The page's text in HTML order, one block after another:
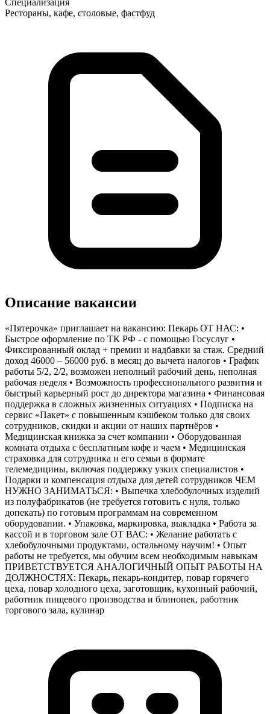
Рестораны, кафе, столовые, фастфуд
Описание вакансии
«Пятерочка» приглашает на вакансию: Пекарь ОТ НАС: •
Быстрое оформление по ТК РФ - с помощью Госуслуг •
Фиксированный оклад + премии и надбавки за стаж. Средний
доход 46000 – 56000 руб. в месяц до вычета налогов • График
работы 5/2, 2/2, возможен неполный рабочий день, неполная
рабочая неделя • Возможность профессионального развития и
быстрый карьерный рост до директора магазина • Финансовая
поддержка в сложных жизненных ситуациях • Подписка на
сервис «Пакет» с повышенным кэшбеком только для своих
сотрудников, скидки и акции от наших партнёров •
Медицинская книжка за счет компании • Оборудованная
комната отдыха с бесплатным кофе и чаем • Медицинская
страховка для сотрудника и его семьи в формате
телемедицины, включая поддержку узких специалистов •
Подарки и компенсация отдыха для детей сотрудников ЧЕМ
НУЖНО ЗАНИМАТЬСЯ: • Выпечка хлебобулочных изделий
из полуфабрикатов (не требуется готовить с нуля, только
допекать) по готовым программам на современном
оборудовании. • Упаковка, маркировка, выкладка • Работа за
кассой и в торговом зале ОТ ВАС: • Желание работать с
хлебобулочными продуктами, остальному научим! • Опыт
работы не требуется, мы обучим всем необходимым навыкам
ПРИВЕТСТВУЕТСЯ АНАЛОГИЧНЫЙ ОПЫТ РАБОТЫ НА
ДОЛЖНОСТЯХ: Пекарь, пекарь-кондитер, повар горячего
цеха, повар холодного цеха, заготовщик, кухонный рабочий,
работник пищевого производства и блинопек, работник
торгового зала, кулинар